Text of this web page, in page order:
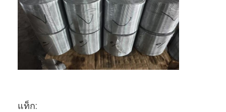
รั้วตาข่ายโลหะ
สายผึ้ง
แท็ก: